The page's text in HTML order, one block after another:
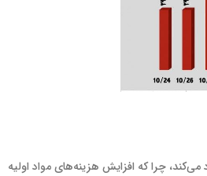
چرا که افزایش هزینه‌های مواد اولیه